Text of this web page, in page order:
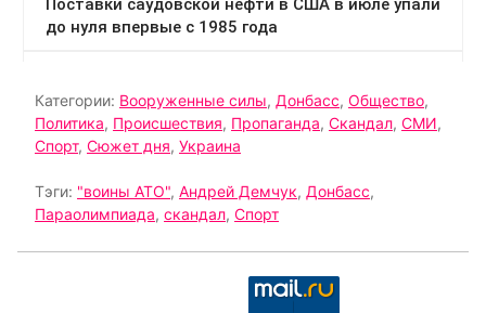
Категории: Вооруженные силы, Донбасс, Общество,
Политика, Происшествия, Пропаганда, Скандал, СМИ,
Спорт, Сюжет дня, Украина
Тэги: "воины АТО", Андрей Демчук, Донбасс,
Параолимпиада, скандал, Спорт